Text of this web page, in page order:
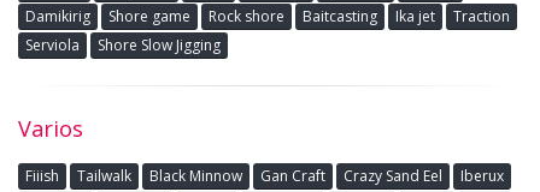
Damikirig
Shore game Rock shore Baitcasting Ika jet
Traction
Serviola
Shore Slow Jigging
Varios
Fiiish Tailwalk Black Minnow Gan Craft Crazy Sand Eel
Iberux